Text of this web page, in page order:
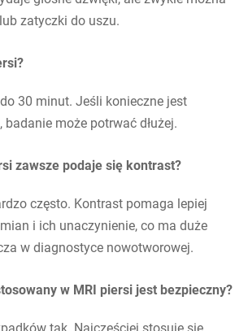
zatyczki do uszu.
30 minut. Jeśli konieczne jest
może potrwać dłużej.
zawsze podaje się kontrast?
często. Kontrast pomaga lepiej
i ich unaczynienie, co ma duże
w diagnostyce nowotworowej.
w MRI piersi jest bezpieczny?